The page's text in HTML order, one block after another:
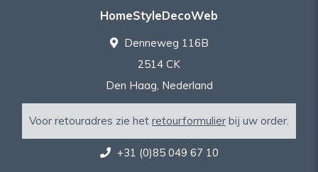
HomeStyleDecoWeb
Denneweg 116B
2514 CK
Den Haag, Nederland
Voor retouradres zie het retourformulier bij uw order.
+31 (0)85 049 67 10